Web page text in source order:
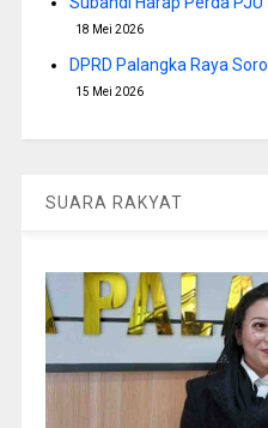
18 Mei 2026
DPRD Palangka Raya
15 Mei 2026
SUARA RAKYAT